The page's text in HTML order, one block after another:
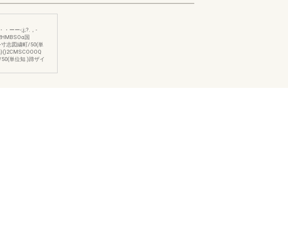
・ーー-;j;?.，-
国
志図繍町/50(単
単位知.)蹄ザイ